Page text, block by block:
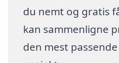
du nemt og gratis
kan sammenligne
den mest